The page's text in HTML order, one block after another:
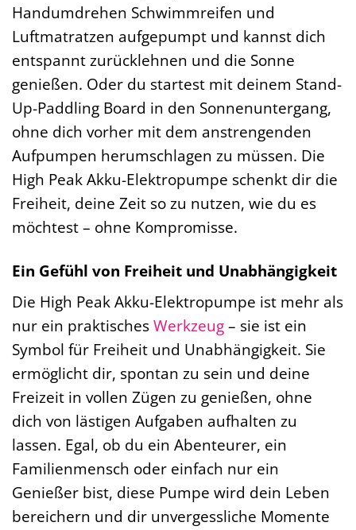
Handumdrehen Schwimmreifen und
Luftmatratzen aufgepumpt und kannst dich
entspannt zurücklehnen und die Sonne
genießen. Oder du startest mit deinem Stand-
Up-Paddling Board in den Sonnenuntergang,
ohne dich vorher mit dem anstrengenden
Aufpumpen herumschlagen zu müssen. Die
High Peak Akku-Elektropumpe schenkt dir die
Freiheit, deine Zeit so zu nutzen, wie du es
möchtest – ohne Kompromisse.
Ein Gefühl von Freiheit und Unabhängigkeit
Die High Peak Akku-Elektropumpe ist mehr als
nur ein praktischesWerkzeug– sie ist ein
Symbol für Freiheit und Unabhängigkeit. Sie
ermöglicht dir, spontan zu sein und deine
Freizeit in vollen Zügen zu genießen, ohne
dich von lästigen Aufgaben aufhalten zu
lassen. Egal, ob du ein Abenteurer, ein
Familienmensch oder einfach nur ein
Genießer bist, diese Pumpe wird dein Leben
bereichern und dir unvergessliche Momente